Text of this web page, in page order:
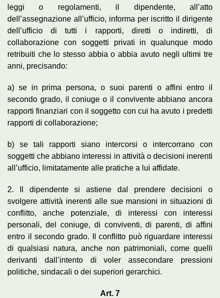
leggi o regolamenti, il dipendente, all’atto
dell’assegnazione all’ufficio, informa per iscritto il dirigente
dell’ufficio di tutti i rapporti, diretti o indiretti, di
collaborazione con soggetti privati in qualunque modo
retribuiti che lo stesso abbia o abbia avuto negli ultimi tre
anni, precisando:
a) se in prima persona, o suoi parenti o affini entro il
secondo grado, il coniuge o il convivente abbiano ancora
rapporti finanziari con il soggetto con cui ha avuto i predetti
rapporti di collaborazione;
b) se tali rapporti siano intercorsi o intercorrano con
soggetti che abbiano interessi in attività o decisioni inerenti
all’ufficio, limitatamente alle pratiche a lui affidate.
2. Il dipendente si astiene dal prendere decisioni o
svolgere attività inerenti alle sue mansioni in situazioni di
conflitto, anche potenziale, di interessi con interessi
personali, del coniuge, di conviventi, di parenti, di affini
entro il secondo grado. Il conflitto può riguardare interessi
di qualsiasi natura, anche non patrimoniali, come quelli
derivanti dall’intento di voler assecondare pressioni
politiche, sindacali o dei superiori gerarchici.
Art. 7